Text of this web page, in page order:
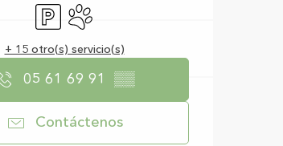
Aparcamiento
Se aceptan animales
+ 15 otro(s) servicio(s)
05 61 69 91 ▒▒
Contáctenos